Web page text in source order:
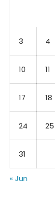
3 4
10 11
17 18
24 25
31
« Jun